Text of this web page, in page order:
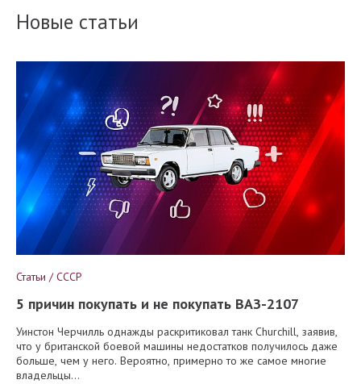
Новые статьи
Статьи / СССР
5 причин покупать и не покупать ВАЗ-2107
Уинстон Черчилль однажды раскритиковал танк Churchill, заявив,
что у британской боевой машины недостатков получилось даже
больше, чем у него. Вероятно, примерно то же самое многие
владельцы...